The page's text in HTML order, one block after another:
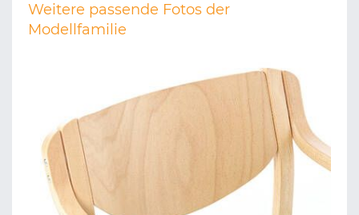
Weitere passende Fotos der
Modellfamilie